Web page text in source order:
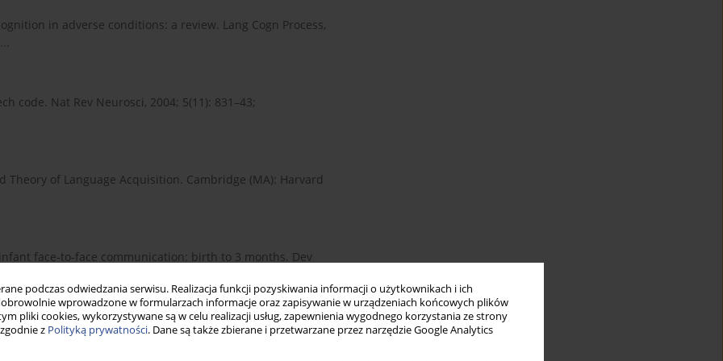
podczas odwiedzania serwisu. Realizacja funkcji pozyskiwania informacji o użytkownikach i ich
wprowadzone w formularzach informacje oraz zapisywanie w urządzeniach końcowych plików
pliki cookies, wykorzystywane są w celu realizacji usług, zapewnienia wygodnego korzystania ze strony
z Polityką prywatności. Dane są także zbierane i przetwarzane przez narzędzie Google Analytics
in adverse conditions: a review. Lang Cogn Process,
.
code. Nat Rev Neurosci, 2004; 5(11): 831–43;
Theory of Language Acquisition. Cambridge (MA): Harvard
face-to-face communication: birth to 3 months. Dev
1649.38.2.288.
V, Ferrari PF. The functional architecture of mother-infant
in the first two months. Sci Rep, 2016; 6: